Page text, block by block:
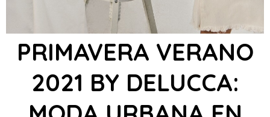
PRIMAVERA VERANO
2021 BY DELUCCA: